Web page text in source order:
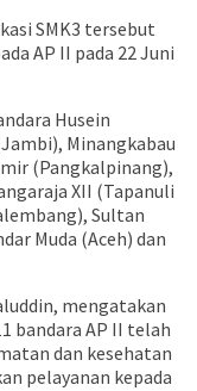
SMK3 tersebut
AP II pada 22 Juni
Husein
Minangkabau
(Pangkalpinang),
XII (Tapanuli
Sultan
Muda (Aceh) dan
mengatakan
bandara AP II telah
dan kesehatan
pelayanan kepada